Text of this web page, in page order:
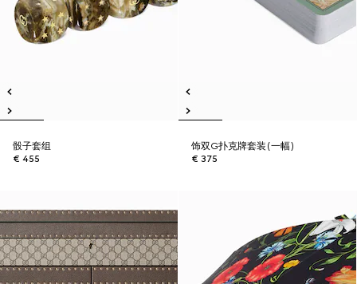
骰子套组
€ 455
饰双G扑克牌套装(一幅)
€ 375